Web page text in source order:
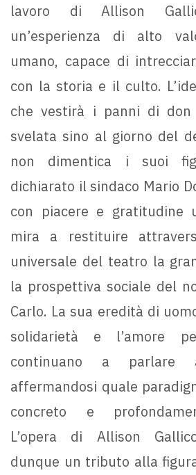
lavoro di Allison
un’esperienza di alto
umano, capace di
con la storia e il culto.
che vestirà i panni di don
svelata sino al giorno del
non dimentica i suoi
dichiarato il sindaco Mario
con piacere e gratitudine
mira a restituire
universale del teatro la
la prospettiva sociale del
Carlo. La sua eredità di
solidarietà e l’amore
continuano a parlare
affermandosi quale
concreto e
L’opera di Allison
dunque un tributo alla